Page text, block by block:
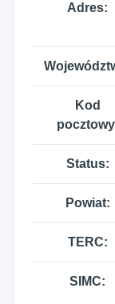
Adres:
Kod
Status:
Powiat:
TERC:
SIMC: